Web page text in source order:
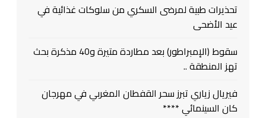
تحذيرات طبية لمرضى السكري من سلوكات غذائية في
عيد الأضحى
سقوط (الإمبراطور) بعد مطاردة متيرة و40 مذكرة بحث
تهز المنطقة ..
فيريال زياري تبرز سحر القفطان المغربي في مهرجان
كان السينمائي ****